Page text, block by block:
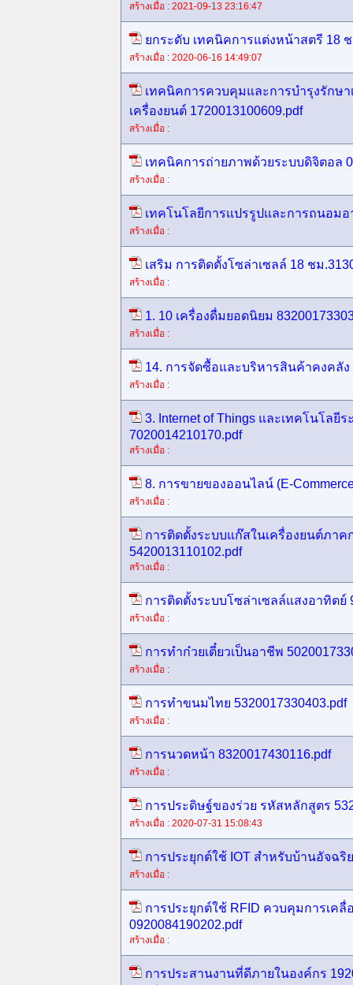
สร้างเมื่อ : 2021-09-13 23:16:47
ยกระดับ เทคนิคการแต่งหน้าสตรี 18
สร้างเมื่อ : 2020-06-16 14:49:07
เทคนิคการควบคุมและการบำรุงรักษา
เครื่องยนต์ 1720013100609.pdf
สร้างเมื่อ :
เทคนิคการถ่ายภาพด้วยระบบดิจิตอล
สร้างเมื่อ :
เทคโนโลยีการแปรรูปและการถนอมอ
สร้างเมื่อ :
เสริม การติดตั้งโซล่าเซลล์ 18 ชม
สร้างเมื่อ :
1. 10 เครื่องดื่มยอดนิยม
สร้างเมื่อ :
14. การจัดซื้อและบริหารสินค้าคงคลัง
สร้างเมื่อ :
3. Internet of Things และเทคโนโล
7020014210170.pdf
สร้างเมื่อ :
8. การขายของออนไลน์ (E-
สร้างเมื่อ :
การติดตั้งระบบแก๊สในเครื่องยนต์ภาค
5420013110102.pdf
สร้างเมื่อ :
การติดตั้งระบบโซล่าเซลล์แสงอาทิตย์
สร้างเมื่อ :
การทำก๋วยเตี๋ยวเป็นอาชีพ
สร้างเมื่อ :
การทำขนมไทย 5320017330403.pdf
สร้างเมื่อ :
การนวดหน้า 8320017430116.pdf
สร้างเมื่อ :
การประดิษฐ์ของร่วย รหัสหลักสูตร
สร้างเมื่อ : 2020-07-31 15:08:43
การประยุกต์ใช้ IOT สำหรับบ้านอัจฉริ
สร้างเมื่อ :
การประยุกต์ใช้ RFID ควบคุมการเค
0920084190202.pdf
สร้างเมื่อ :
การประสานงานที่ดีภายในองค์กร